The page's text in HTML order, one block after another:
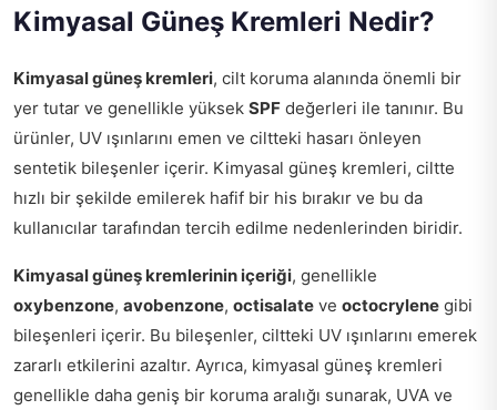
Kimyasal Güneş Kremleri Nedir?
Kimyasal güneş kremleri, cilt koruma alanında önemli bir
yer tutar ve genellikle yüksek SPF değerleri ile tanınır. Bu
ürünler, UV ışınlarını emen ve ciltteki hasarı önleyen
sentetik bileşenler içerir. Kimyasal güneş kremleri, ciltte
hızlı bir şekilde emilerek hafif bir his bırakır ve bu da
kullanıcılar tarafından tercih edilme nedenlerinden biridir.
Kimyasal güneş kremlerinin içeriği, genellikle
oxybenzone, avobenzone, octisalate ve octocrylene gibi
bileşenleri içerir. Bu bileşenler, ciltteki UV ışınlarını emerek
zararlı etkilerini azaltır. Ayrıca, kimyasal güneş kremleri
genellikle daha geniş bir koruma aralığı sunarak, UVA ve